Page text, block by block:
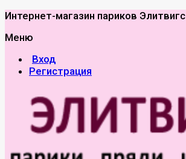
Интернет-магазин париков Элитвигс
Меню
Вход
Регистрация